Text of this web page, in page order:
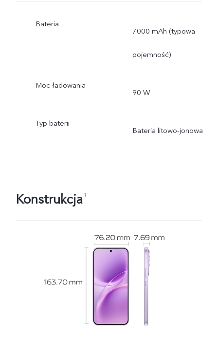
Bateria
7000 mAh (typowa
pojemność)
Moc ładowania
90 W
Typ baterii
Bateria litowo-jonowa
Konstrukcja3